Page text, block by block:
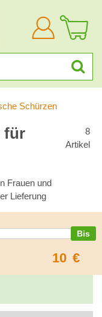
Anmelden
Schürzen
für
8
Artikel
Frauen und
Lieferung
10 €